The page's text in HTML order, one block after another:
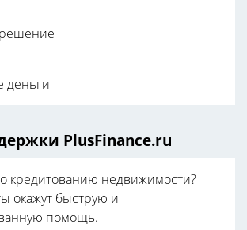
деньги
PlusFinance.ru
кредитованию недвижимости?
окажут быструю и
помощь.